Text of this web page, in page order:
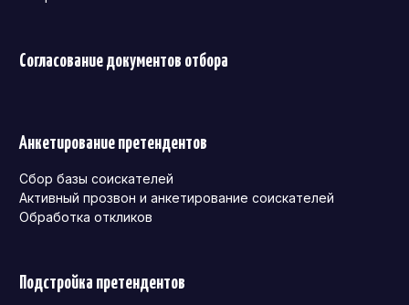
Согласование документов отбора
Анкетирование претендентов
Сбор базы соискателей
Активный прозвон и анкетирование соискателей
Обработка откликов
Подстройка претендентов